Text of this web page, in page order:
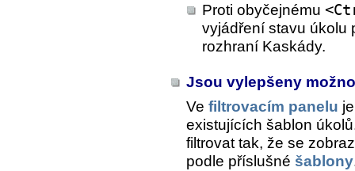
Proti obyčejnému
vyjádření stavu úkolu
rozhraní Kaskády.
Jsou vylepšeny
Ve filtrovacím panelu
existujících šablon
filtrovat tak, že se
podle příslušné šablony